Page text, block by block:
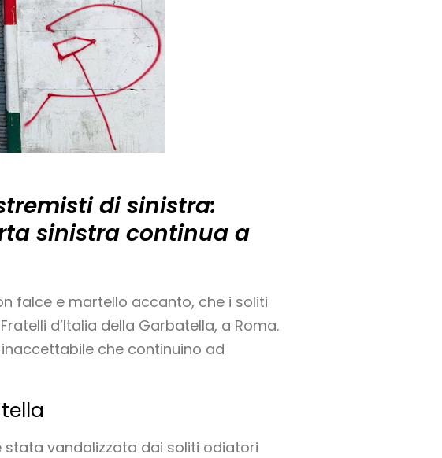
di sinistra:
sinistra continua a
falce e martello accanto, che i soliti
d’Italia della Garbatella, a Roma.
che continuino ad
stata vandalizzata dai soliti odiatori